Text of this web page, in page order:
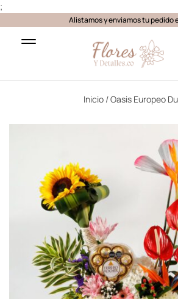
;
Alistamos y enviamos tu pedido
Inicio / Oasis Europeo